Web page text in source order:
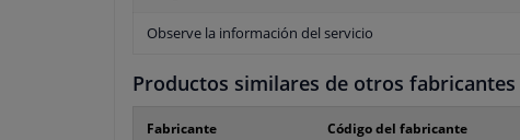
Observe la información del servicio
Productos similares de otros fabricantes
Fabricante Código del fabricante